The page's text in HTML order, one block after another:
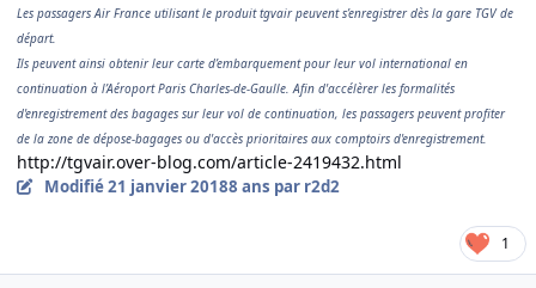
Les passagers Air France utilisant le produit tgvair peuvent s’enregistrer dès la gare TGV de
départ.
Ils peuvent ainsi obtenir leur carte d’embarquement pour leur vol international en
continuation à l’Aéroport Paris Charles-de-Gaulle. Afin d'accélèrer les formalités
d'enregistrement des bagages sur leur vol de continuation, les passagers peuvent profiter
de la zone de dépose-bagages ou d'accès prioritaires aux comptoirs d'enregistrement.
http://tgvair.over-blog.com/article-2419432.html
Modifié21 janvier 20188 ans par r2d2
1